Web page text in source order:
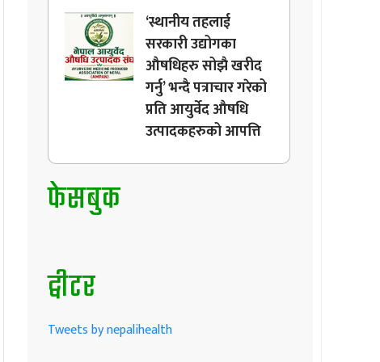
‘स्थानीय तहलाई
सरकारी उद्योगका
औषधिहरु सोझै खरीद
गर्नु’ भन्दै पत्राचार गरेको
प्रति आयुर्वेद औषधि
उत्पादकहरुको आपत्ति
फेसबुक
ट्वीटर
Tweets by nepalihealth